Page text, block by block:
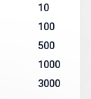
10
100
500
1000
3000